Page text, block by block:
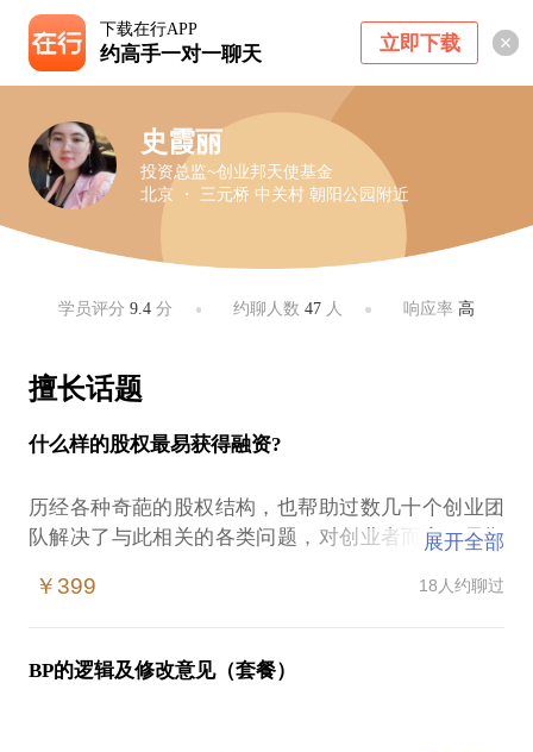
下载在行APP
约高手一对一聊天 立即下载
史霞丽
投资总监~创业邦天使基金
北京 ・ 三元桥 中关村 朝阳公园附近
学员评分9.4 分 约聊人数 47人 响应率 高
擅长话题
什么样的股权最易获得融资?
历经各种奇葩的股权结构，也帮助过数几十个创业团
队解决了与此相关的各类问题，对创业者而言，早期
目发展越大越快，股权结构可能是助力，也可能是桎
我能帮助创业团队的是：
早期创业者的股权分配问题
展开全部
￥399 18人约聊过
BP的逻辑及修改意见（套餐）